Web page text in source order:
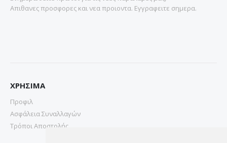
Απιθανες προσφορες και νεα προιοντα. Εγγραφειτε σημερα.
ΧΡΗΣΙΜΑ
Προφιλ
Ασφάλεια Συναλλαγών
Τρόποι Αποστολής